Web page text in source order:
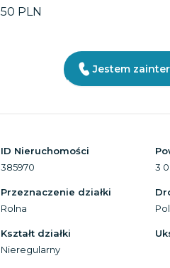
50 PLN
Jestem
ID Nieruchomości
385970
3
Przeznaczenie działki
Rolna
Kształt działki
Nieregularny